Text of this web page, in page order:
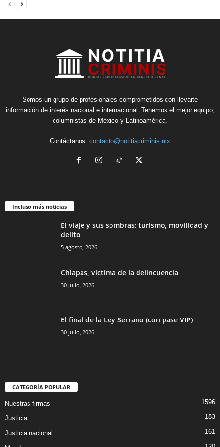
Somos un grupo de profesionales comprometidos con llevarte
información de interés nacional e internacional. Tenemos el mejor equipo,
columnistas de México y Latinoamérica.
Contáctanos: contacto@notitiacriminis.mx
Incluso más noticias
El viaje y sus sombras: turismo, movilidad y
delito
5 agosto, 2026
Chiapas, víctima de la delincuencia
30 julio, 2026
El final de la Ley Serrano (con pase VIP)
30 julio, 2026
CATEGORÍA POPULAR
Nuestras firmas 1596
Justicia 183
Justicia nacional 161